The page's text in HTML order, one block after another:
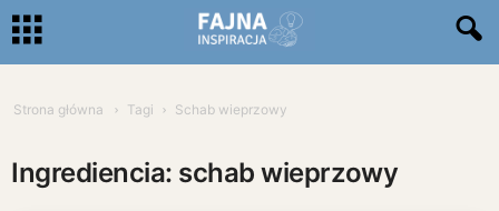
Strona główna Tagi Schab wieprzowy
Ingrediencia: schab wieprzowy